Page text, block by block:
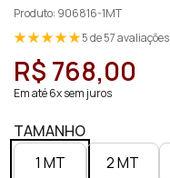
Produto: 906816-1MT
5 de 57 avaliações
R$ 768,00
Em até 6x sem juros
TAMANHO
1 MT
2 MT